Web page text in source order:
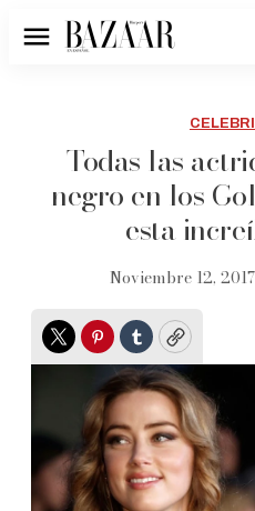
Menú
Todas las
negro en los
esta
Noviembre 12, 2017
TwitterPinterest
TumblrCopy